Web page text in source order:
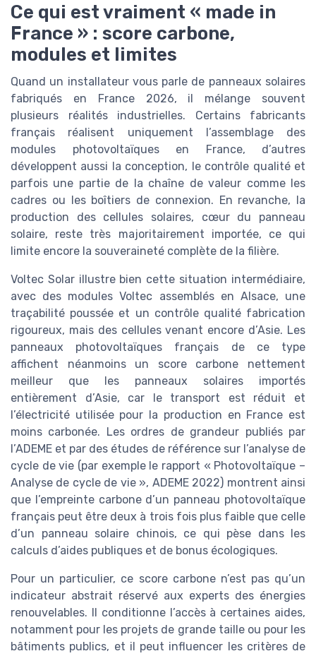
Ce qui est vraiment « made in
France » : score carbone,
modules et limites
Quand un installateur vous parle de panneaux solaires
fabriqués en France 2026, il mélange souvent
plusieurs réalités industrielles. Certains fabricants
français réalisent uniquement l’assemblage des
modules photovoltaïques en France, d’autres
développent aussi la conception, le contrôle qualité et
parfois une partie de la chaîne de valeur comme les
cadres ou les boîtiers de connexion. En revanche, la
production des cellules solaires, cœur du panneau
solaire, reste très majoritairement importée, ce qui
limite encore la souveraineté complète de la filière.
Voltec Solar illustre bien cette situation intermédiaire,
avec des modules Voltec assemblés en Alsace, une
traçabilité poussée et un contrôle qualité fabrication
rigoureux, mais des cellules venant encore d’Asie. Les
panneaux photovoltaïques français de ce type
affichent néanmoins un score carbone nettement
meilleur que les panneaux solaires importés
entièrement d’Asie, car le transport est réduit et
l’électricité utilisée pour la production en France est
moins carbonée. Les ordres de grandeur publiés par
l’ADEME et par des études de référence sur l’analyse de
cycle de vie (par exemple le rapport « Photovoltaïque –
Analyse de cycle de vie », ADEME 2022) montrent ainsi
que l’empreinte carbone d’un panneau photovoltaïque
français peut être deux à trois fois plus faible que celle
d’un panneau solaire chinois, ce qui pèse dans les
calculs d’aides publiques et de bonus écologiques.
Pour un particulier, ce score carbone n’est pas qu’un
indicateur abstrait réservé aux experts des énergies
renouvelables. Il conditionne l’accès à certaines aides,
notamment pour les projets de grande taille ou pour les
bâtiments publics, et il peut influencer les critères de